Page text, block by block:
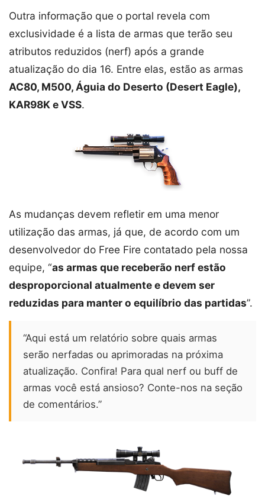
Outra informação que o portal revela com
exclusividade é a lista de armas que terão seu
atributos reduzidos (nerf) após a grande
atualização do dia 16. Entre elas, estão as armas
AC80, M500, Águia do Deserto (Desert Eagle),
KAR98K e VSS.
As mudanças devem refletir em uma menor
utilização das armas, já que, de acordo com um
desenvolvedor do Free Fire contatado pela nossa
equipe, “as armas que receberão nerf estão
desproporcional atualmente e devem ser
reduzidas para manter o equilíbrio das partidas”.
“Aqui está um relatório sobre quais armas
serão nerfadas ou aprimoradas na próxima
atualização. Confira! Para qual nerf ou buff de
armas você está ansioso? Conte-nos na seção
de comentários.”